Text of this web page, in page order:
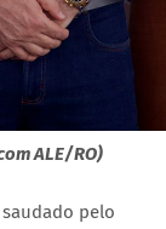
ALE/RO)
pelo